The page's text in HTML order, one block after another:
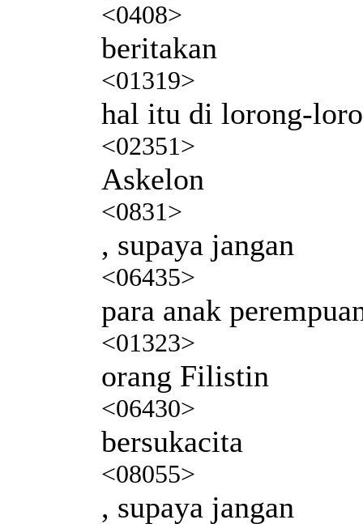
<0408>
beritakan
<01319>
hal itu di lorong-
<02351>
Askelon
<0831>
, supaya jangan
<06435>
para anak
<01323>
orang Filistin
<06430>
bersukacita
<08055>
, supaya jangan